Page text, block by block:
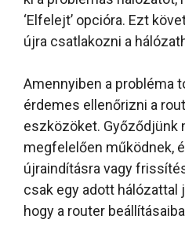
‘Elfelejt’ opcióra. Ezt
újra csatlakozni a
Amennyiben a probléma
érdemes ellenőrizni a
eszközöket. Győződjünk
megfelelően működnek,
újraindításra vagy
csak egy adott hálózattal
hogy a router